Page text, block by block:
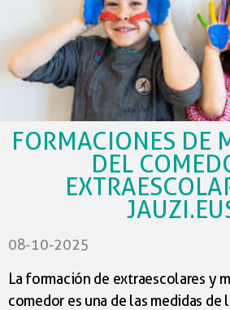
responsabilidad, elaborar una
evolución, mediciones de
Anexo de las decisiones cogidas
FORMACIONES DE
DEL
08-10-2025
La formación de extraescolares y
comedor es una de las medidas de